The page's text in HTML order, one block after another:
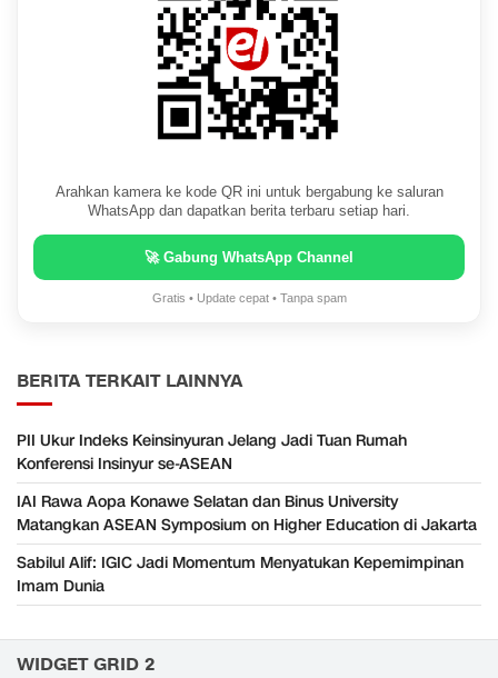
Arahkan kamera ke kode QR ini untuk bergabung ke saluran
WhatsApp dan dapatkan berita terbaru setiap hari.
🚀 Gabung WhatsApp Channel
Gratis • Update cepat • Tanpa spam
BERITA TERKAIT LAINNYA
PII Ukur Indeks Keinsinyuran Jelang Jadi Tuan Rumah
Konferensi Insinyur se-ASEAN
IAI Rawa Aopa Konawe Selatan dan Binus University
Matangkan ASEAN Symposium on Higher Education di Jakarta
Sabilul Alif: IGIC Jadi Momentum Menyatukan Kepemimpinan
Imam Dunia
WIDGET GRID 2